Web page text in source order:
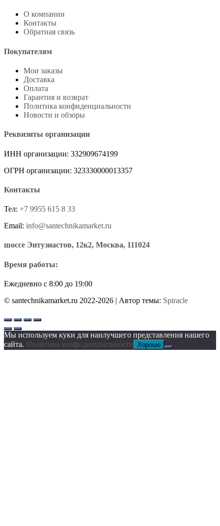
О компании
Контакты
Обратная связь
Покупателям
Мои заказы
Доставка
Оплата
Гарантия и возврат
Политика конфиденциальности
Новости и обзоры
Реквизиты организации
ИНН организации: 332909674199
ОГРН организации: 323330000013357
Контакты
Тел: +7 9955 615 8 33
Email: info@santechnikamarket.ru
шоссе Энтузиастов, 12к2, Москва, 111024
Время работы:
Ежедневно с 8:00 до 19:00
© santechnikamarket.ru 2022-2026 | Автор темы: Spiracle
Мы используем куки для наилучшего представления нашего
сайта. Политика конфиденциальности Хорошо